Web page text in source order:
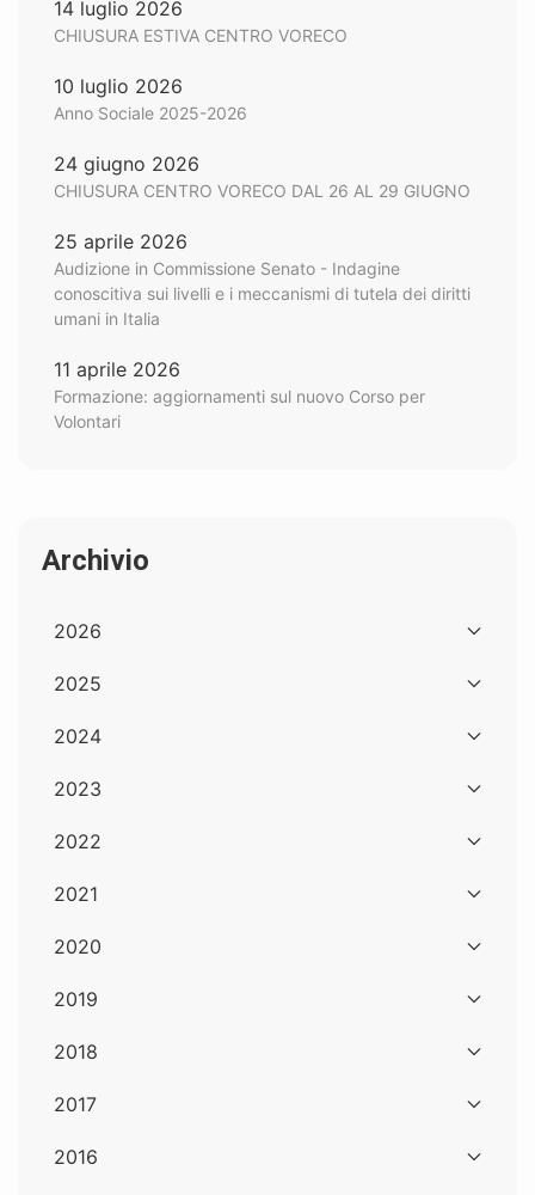
14 luglio 2026
CHIUSURA ESTIVA CENTRO VORECO
10 luglio 2026
Anno Sociale 2025-2026
24 giugno 2026
CHIUSURA CENTRO VORECO DAL 26 AL 29 GIUGNO
25 aprile 2026
Audizione in Commissione Senato - Indagine
conoscitiva sui livelli e i meccanismi di tutela dei diritti
umani in Italia
11 aprile 2026
Formazione: aggiornamenti sul nuovo Corso per
Volontari
Archivio
2026
2025
2024
2023
2022
2021
2020
2019
2018
2017
2016